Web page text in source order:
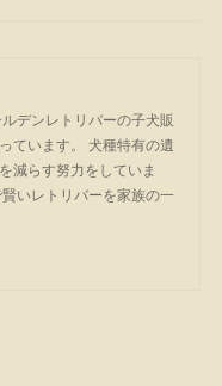
デンレトリバーの子犬販
ています。 犬種特有の遺
減らす努力をしていま
いレトリバーを家族の一